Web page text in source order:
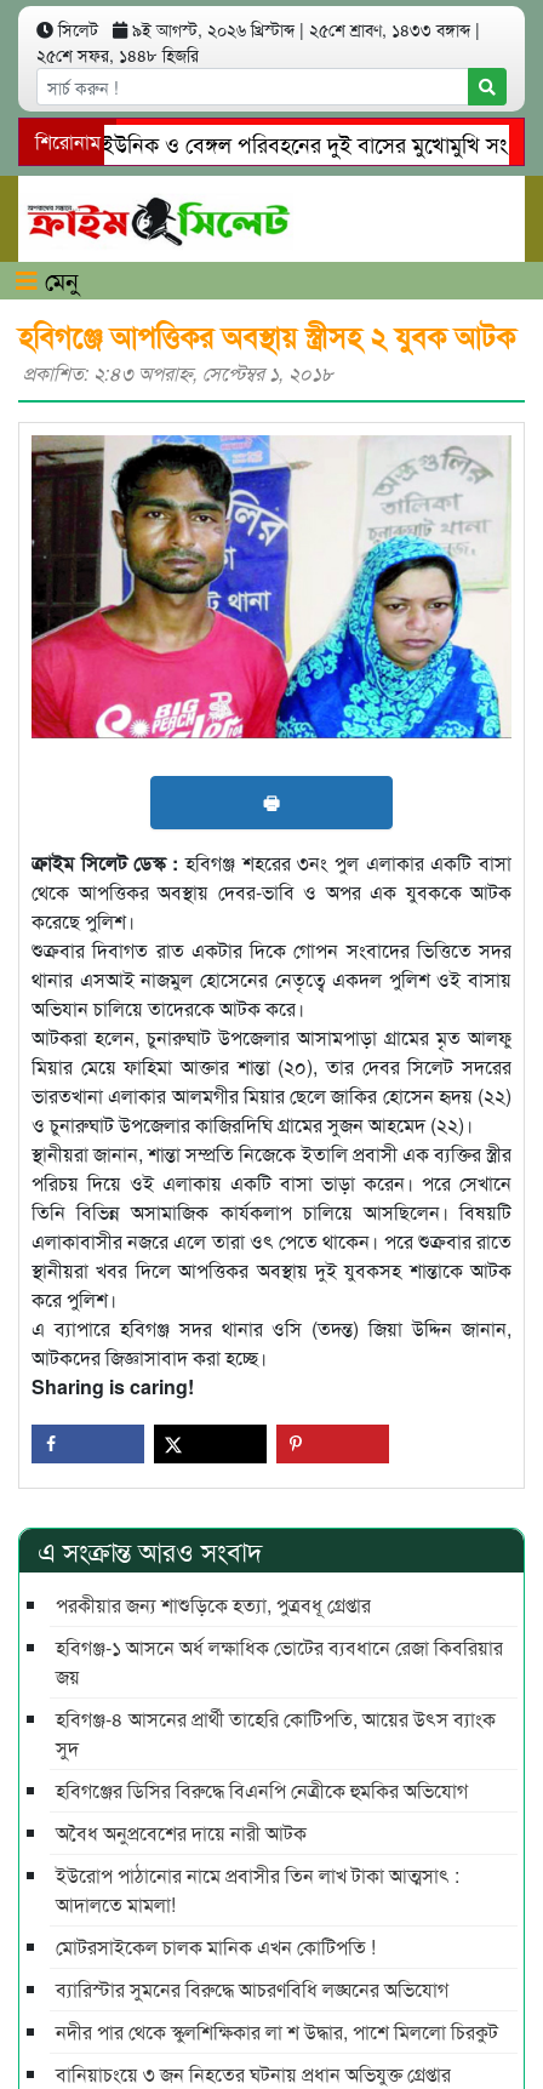
সিলেট ৯ই আগস্ট, ২০২৬ খ্রিস্টাব্দ | ২৫শে শ্রাবণ, ১৪৩৩ বঙ্গাব্দ |
২৫শে সফর, ১৪৪৮ হিজরি
শিরোনাম
সিলেটে ইউনিক ও বেঙ্গল পরিবহনের দুই বাসের মুখোমুখি সং’ঘ’র্ষে
গোয়াইনঘাটে প্রেমের ফাঁদে তরুণী পাচার: মাদকাসক্ত রিমালকে
মেনু
হবিগঞ্জে আপত্তিকর অবস্থায় স্ত্রীসহ ২ যুবক আটক
প্রকাশিত: ২:৪৩ অপরাহ্ণ, সেপ্টেম্বর ১, ২০১৮
🖶
ক্রাইম সিলেট ডেস্ক : হবিগঞ্জ শহরের ৩নং পুল এলাকার একটি বাসা
থেকে আপত্তিকর অবস্থায় দেবর-ভাবি ও অপর এক যুবককে আটক
করেছে পুলিশ।
শুক্রবার দিবাগত রাত একটার দিকে গোপন সংবাদের ভিত্তিতে সদর
থানার এসআই নাজমুল হোসেনের নেতৃত্বে একদল পুলিশ ওই বাসায়
অভিযান চালিয়ে তাদেরকে আটক করে।
আটকরা হলেন, চুনারুঘাট উপজেলার আসামপাড়া গ্রামের মৃত আলফু
মিয়ার মেয়ে ফাহিমা আক্তার শান্তা (২০), তার দেবর সিলেট সদরের
ভারতখানা এলাকার আলমগীর মিয়ার ছেলে জাকির হোসেন হৃদয় (২২)
ও চুনারুঘাট উপজেলার কাজিরদিঘি গ্রামের সুজন আহমেদ (২২)।
স্থানীয়রা জানান, শান্তা সম্প্রতি নিজেকে ইতালি প্রবাসী এক ব্যক্তির স্ত্রীর
পরিচয় দিয়ে ওই এলাকায় একটি বাসা ভাড়া করেন। পরে সেখানে
তিনি বিভিন্ন অসামাজিক কার্যকলাপ চালিয়ে আসছিলেন। বিষয়টি
এলাকাবাসীর নজরে এলে তারা ওৎ পেতে থাকেন। পরে শুক্রবার রাতে
স্থানীয়রা খবর দিলে আপত্তিকর অবস্থায় দুই যুবকসহ শান্তাকে আটক
করে পুলিশ।
এ ব্যাপারে হবিগঞ্জ সদর থানার ওসি (তদন্ত) জিয়া উদ্দিন জানান,
আটকদের জিজ্ঞাসাবাদ করা হচ্ছে।
Sharing is caring!
এ সংক্রান্ত আরও সংবাদ
পরকীয়ার জন্য শাশুড়িকে হত্যা, পুত্রবধূ গ্রেপ্তার
হবিগঞ্জ-১ আসনে অর্ধ লক্ষাধিক ভোটের ব্যবধানে রেজা কিবরিয়ার
জয়
হবিগঞ্জ-৪ আসনের প্রার্থী তাহেরি কোটিপতি, আয়ের উৎস ব্যাংক
সুদ
হবিগঞ্জের ডিসির বিরুদ্ধে বিএনপি নেত্রীকে হুমকির অভিযোগ
অবৈধ অনুপ্রবেশের দায়ে নারী আটক
ইউরোপ পাঠানোর নামে প্রবাসীর তিন লাখ টাকা আত্মসাৎ :
আদালতে মামলা!
মোটরসাইকেল চালক মানিক এখন কোটিপতি !
ব্যারিস্টার সুমনের বিরুদ্ধে আচরণবিধি লঙ্ঘনের অভিযোগ
নদীর পার থেকে স্কুলশিক্ষিকার লা শ উদ্ধার, পাশে মিললো চিরকুট
বানিয়াচংয়ে ৩ জন নিহতের ঘটনায় প্রধান অভিযুক্ত গ্রেপ্তার